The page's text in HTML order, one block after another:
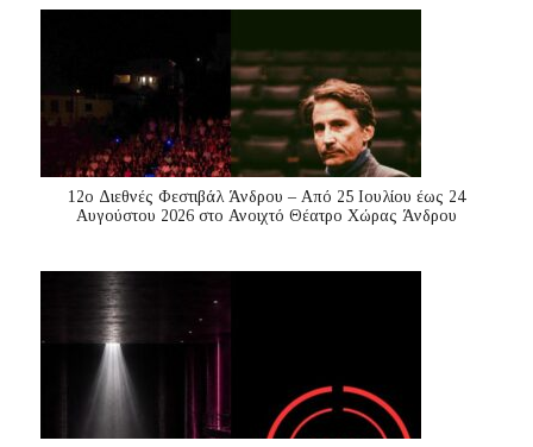
12ο Διεθνές Φεστιβάλ Άνδρου – Από 25 Ιουλίου έως 24
Αυγούστου 2026 στο Ανοιχτό Θέατρο Χώρας Άνδρου